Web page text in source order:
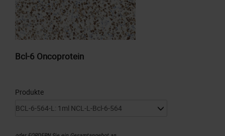
Bcl-6 Oncoprotein
Produkte